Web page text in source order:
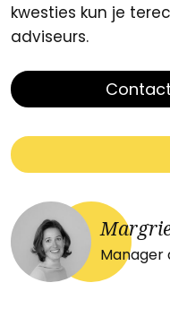
kwesties kun je
adviseurs.
Manager